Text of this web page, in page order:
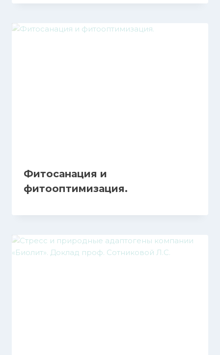
Фитосанация и
фитооптимизация.